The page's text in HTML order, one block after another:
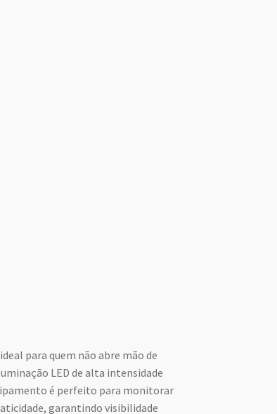
para quem não abre mão de
LED de alta intensidade
é perfeito para monitorar
garantindo visibilidade